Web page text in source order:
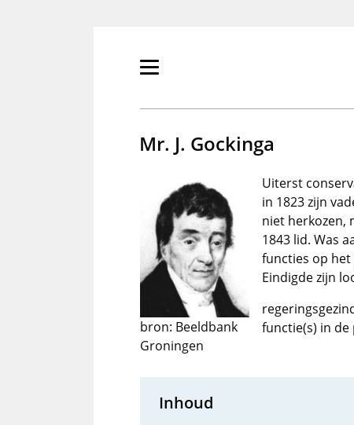
Primair
tonen/verbergen
Mr. J. Gockinga
bron: Beeldbank
Groningen
Uiterst
in 1823 zijn
niet herkozen,
1843 lid. Was
functies op het
Eindigde zijn
functie(s) in de
Inhoud